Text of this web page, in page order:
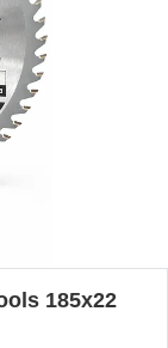
185х22